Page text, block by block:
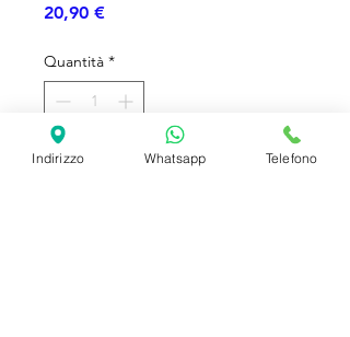
20,90 €Prezzo
Quantità *
Aggiungi al carrello
Indirizzo Whatsapp Telefono